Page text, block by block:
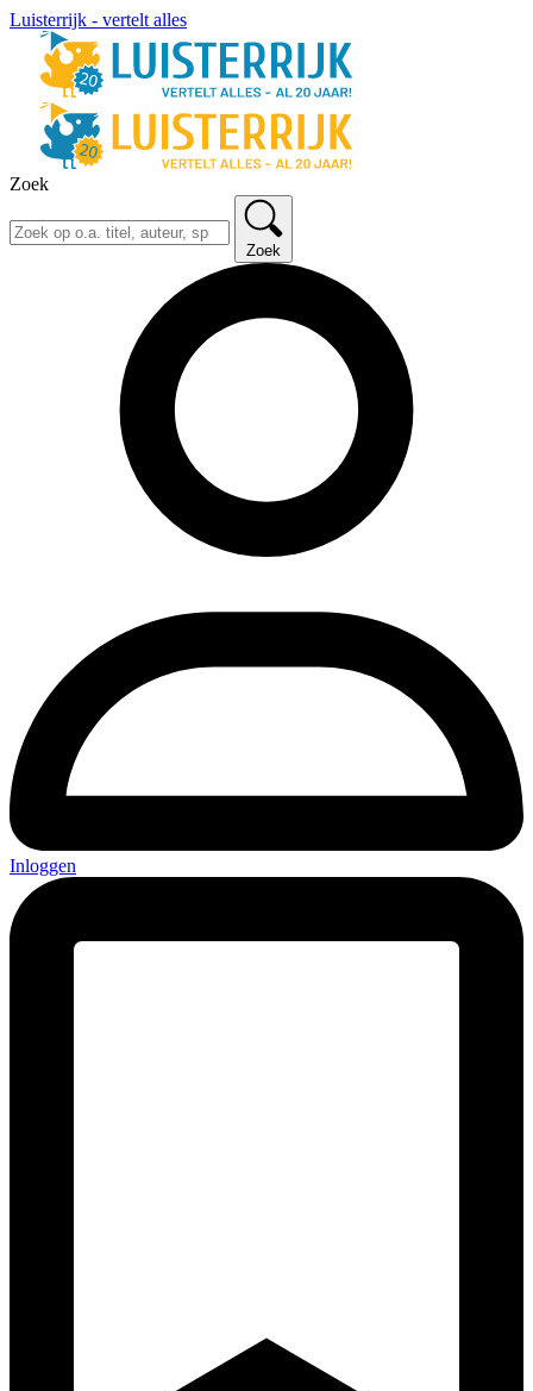
Luisterrijk - vertelt alles
Zoek
Zoek
Inloggen